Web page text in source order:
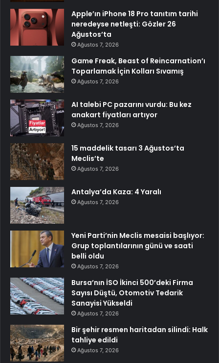
Apple’ın iPhone 18 Pro tanıtım tarihi
neredeyse netleşti: Gözler 26
Ağustos’ta
Ağustos 7, 2026
Game Freak, Beast of Reincarnation’ı
Toparlamak İçin Kolları Sıvamış
Ağustos 7, 2026
AI talebi PC pazarını vurdu: Bu kez
anakart fiyatları artıyor
Ağustos 7, 2026
15 maddelik tasarı 3 Ağustos’ta
Meclis’te
Ağustos 7, 2026
Antalya’da Kaza: 4 Yaralı
Ağustos 7, 2026
Yeni Parti’nin Meclis mesaisi başlıyor:
Grup toplantılarının günü ve saati
belli oldu
Ağustos 7, 2026
Bursa’nın İSO İkinci 500’deki Firma
Sayısı Düştü, Otomotiv Tedarik
Sanayisi Yükseldi
Ağustos 7, 2026
Bir şehir resmen haritadan silindi: Halk
tahliye edildi
Ağustos 7, 2026